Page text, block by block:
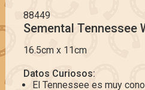
88449
Semental Tennessee
16.5cm x 11cm
Datos Curiosos:
El Tennessee es muy